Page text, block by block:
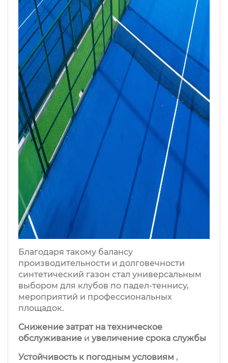
Устойчивость к погодным условиям ,
Снижение затрат на техническое
обслуживание и увеличение срока службы
Благодаря такому балансу
производительности и долговечности
синтетический газон стал универсальным
выбором для клубов по падел-теннису,
мероприятий и профессиональных
площадок.